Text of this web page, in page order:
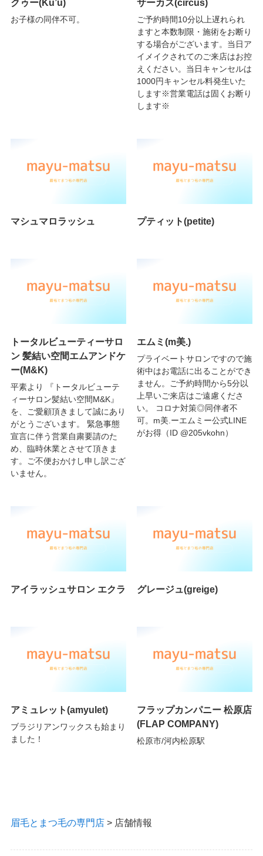
クゥー(Ku’u)
お子様の同伴不可。
サーカス(circus)
ご予約時間10分以上遅れられ
ますと本数制限・施術をお断り
する場合がございます。当日ア
イメイクされてのご来店はお控
えください。当日キャンセルは
1000円キャンセル料発生いた
します※営業電話は固くお断り
します※
マシュマロラッシュ プティット(petite)
トータルビューティーサロ
ン 髪結い空間エムアンドケ
ー(M&K)
平素より 『トータルビューテ
ィーサロン髪結い空間M&K』
を、ご愛顧頂きまして誠にあり
がとうございます。 緊急事態
宣言に伴う営業自粛要請のた
め、臨時休業とさせて頂きま
す。ご不便おかけし申し訳ござ
いません。
エムミ(m美.)
プライベートサロンですので施
術中はお電話に出ることができ
ません。ご予約時間から5分以
上早いご来店はご遠慮くださ
い。 コロナ対策◎同伴者不
可。m美.ーエムミー公式LINE
がお得（ID @205vkohn）
アイラッシュサロン エクラ グレージュ(greige)
アミュレット(amyulet)
ブラジリアンワックスも始まり
ました！
フラップカンパニー 松原店
(FLAP COMPANY)
松原市/河内松原駅
眉毛とまつ毛の専門店> 店舗情報